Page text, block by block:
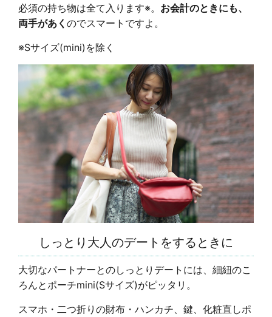
必須の持ち物は全て入ります※。 お会計のときにも、
両手があく のでスマートですよ。
※Sサイズ(mini)を除く
しっとり大人のデートをするときに
大切なパートナーとのしっとりデートには、細紐のこ
ろんとポーチmini(Sサイズ)がピッタリ。
スマホ・二つ折りの財布・ハンカチ、鍵、化粧直しポ